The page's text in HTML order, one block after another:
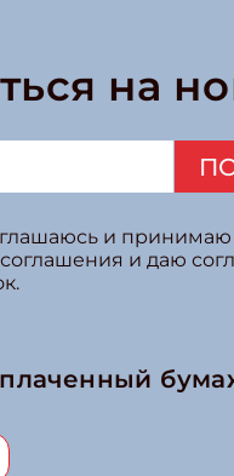
на
и принимаю
и даю